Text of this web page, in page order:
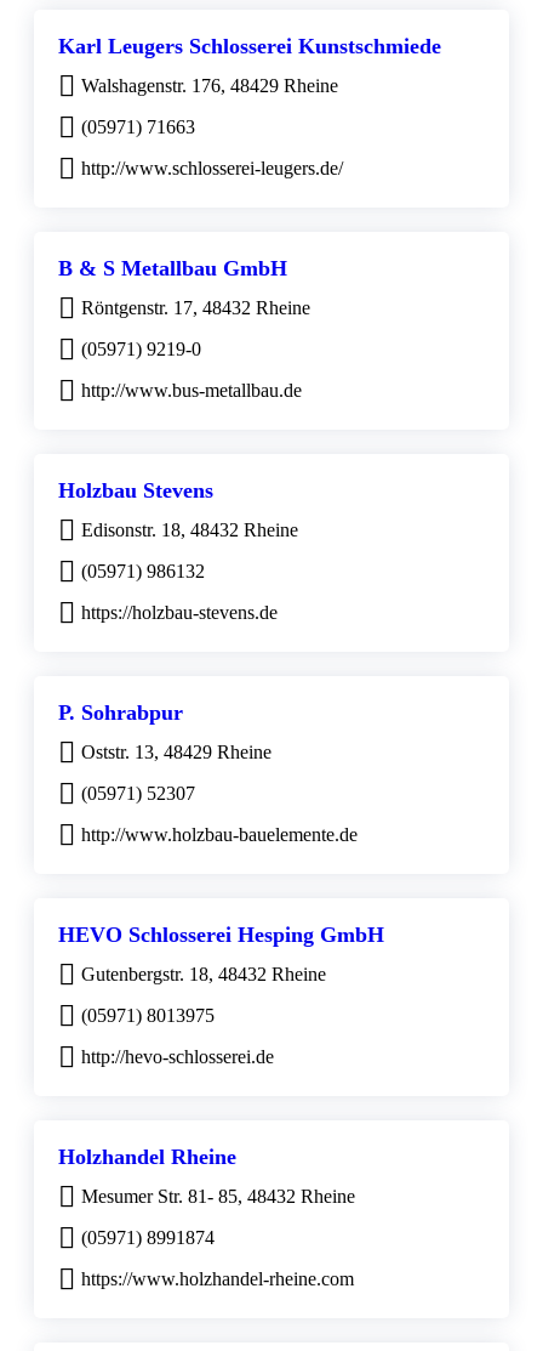
Karl Leugers Schlosserei Kunstschmiede
Walshagenstr. 176, 48429 Rheine
(05971) 71663
http://www.schlosserei-leugers.de/
B & S Metallbau GmbH
Röntgenstr. 17, 48432 Rheine
(05971) 9219-0
http://www.bus-metallbau.de
Holzbau Stevens
Edisonstr. 18, 48432 Rheine
(05971) 986132
https://holzbau-stevens.de
P. Sohrabpur
Oststr. 13, 48429 Rheine
(05971) 52307
http://www.holzbau-bauelemente.de
HEVO Schlosserei Hesping GmbH
Gutenbergstr. 18, 48432 Rheine
(05971) 8013975
http://hevo-schlosserei.de
Holzhandel Rheine
Mesumer Str. 81- 85, 48432 Rheine
(05971) 8991874
https://www.holzhandel-rheine.com